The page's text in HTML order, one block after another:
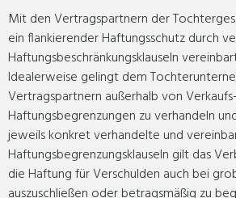
Mit den Vertragspartnern der
ein flankierender Haftungsschutz durch
Haftungsbeschränkungsklauseln
Idealerweise gelingt dem
Vertragspartnern außerhalb von
Haftungsbegrenzungen zu verhandeln
jeweils konkret verhandelte und
Haftungsbegrenzungsklauseln gilt das
die Haftung für Verschulden auch bei